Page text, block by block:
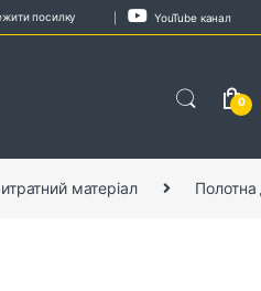
посилку YouTube канал
0
матеріал Полотна